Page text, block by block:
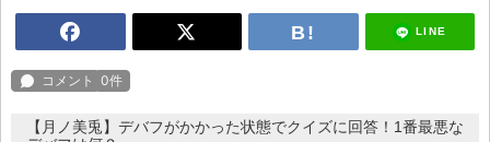
LINE
【月ノ美兎】デバフがかかった状態でクイズに回答！1番最悪な